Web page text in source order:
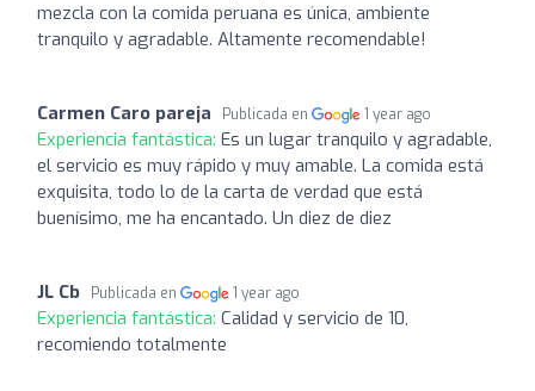
mezcla con la comida peruana es única, ambiente
tranquilo y agradable. Altamente recomendable!
Carmen Caro pareja Publicada en 1 year ago
Experiencia fantástica: Es un lugar tranquilo y agradable,
el servicio es muy rápido y muy amable. La comida está
exquisita, todo lo de la carta de verdad que está
buenísimo, me ha encantado. Un diez de diez
JL Cb Publicada en 1 year ago
Experiencia fantástica: Calidad y servicio de 10,
recomiendo totalmente